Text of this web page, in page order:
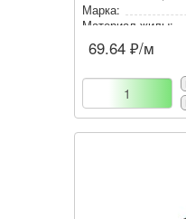
Марка:
Материал жилы:
69.64 ₽/м